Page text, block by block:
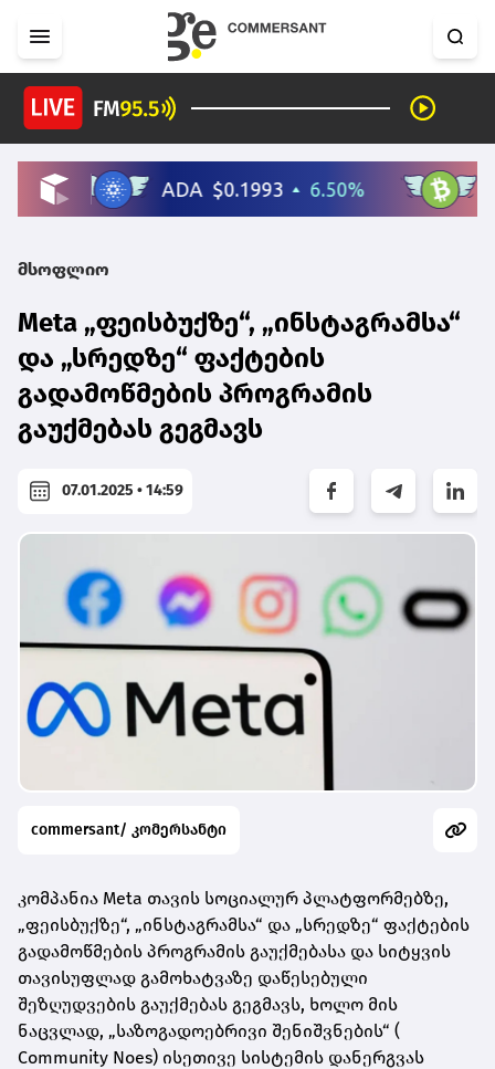
მსოფლიო
Meta „ფეისბუქზე“, „ინსტაგრამსა“
და „სრედზე“ ფაქტების
გადამოწმების პროგრამის
გაუქმებას გეგმავს
07.01.2025 • 14:59
commersant/ კომერსანტი
კომპანია Meta თავის სოციალურ პლატფორმებზე,
„ფეისბუქზე“, „ინსტაგრამსა“ და „სრედზე“ ფაქტების
გადამოწმების პროგრამის გაუქმებასა და სიტყვის
თავისუფლად გამოხატვაზე დაწესებული
შეზღუდვების გაუქმებას გეგმავს, ხოლო მის
ნაცვლად, „საზოგადოებრივი შენიშვნების“ (
Community Noes) ისეთივე სისტემის დანერგვას